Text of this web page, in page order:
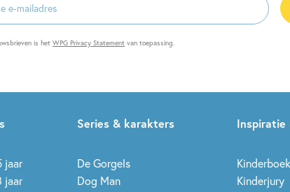
is het WPG Privacy Statement van toepassing.
jaar
jaar
Series & karakters
De Gorgels
Dog Man
Inspiratie
Kinderjury